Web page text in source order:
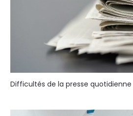
Difficultés de la presse